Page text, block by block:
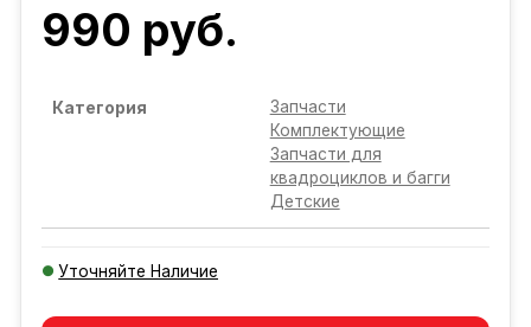
990 руб.
Категория
Запчасти
Комплектующие
Запчасти для
квадроциклов и багги
Детские
Уточняйте Наличие
Добавляется...